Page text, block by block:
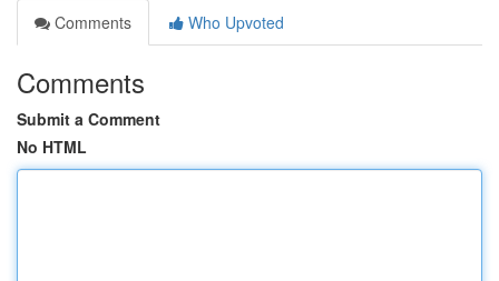
Comments
Who Upvoted
Comments
Submit a Comment
No HTML